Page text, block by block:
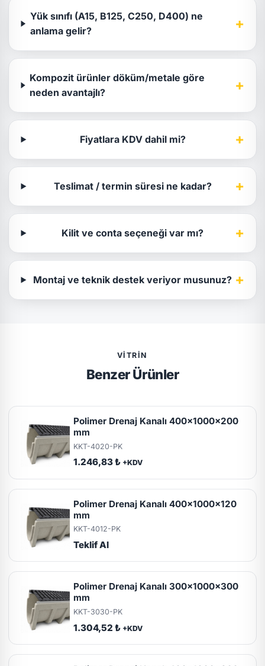
Yük sınıfı (A15, B125, C250, D400) ne
anlama gelir?
+
Kompozit ürünler döküm/metale göre
neden avantajlı?
+
Fiyatlara KDV dahil mi? +
Teslimat / termin süresi ne kadar? +
Kilit ve conta seçeneği var mı? +
Montaj ve teknik destek veriyor musunuz? +
VITRIN
Benzer Ürünler
Polimer Drenaj Kanalı 400x1000x200
mm
KKT-4020-PK
1.246,83 ₺ +KDV
Polimer Drenaj Kanalı 400x1000x120
mm
KKT-4012-PK
Teklif Al
Polimer Drenaj Kanalı 300x1000x300
mm
KKT-3030-PK
1.304,52 ₺ +KDV